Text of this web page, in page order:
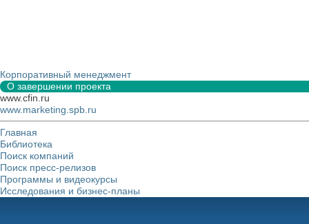
Корпоративный менеджмент
О завершении проекта
www.cfin.ru
www.marketing.spb.ru
Главная
Библиотека
Поиск компаний
Поиск пресс-релизов
Программы и видеокурсы
Исследования и бизнес-планы